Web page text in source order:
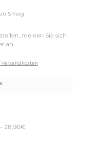
Smog
melden Sie sich
an.
Versandkosten